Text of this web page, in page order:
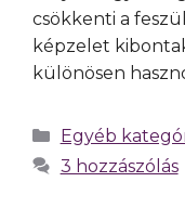
csökkenti a
képzelet
különösen
Egyéb
3 hozzászólás